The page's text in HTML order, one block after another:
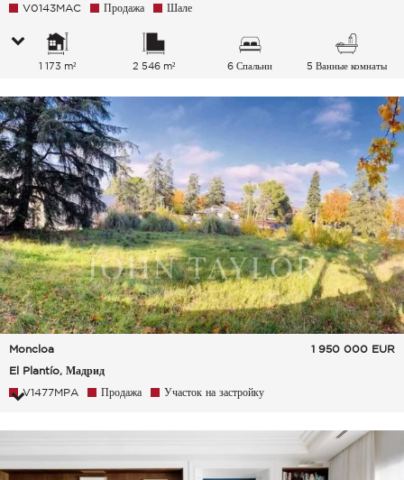
V0143MAC Продажа Шале
1 173 m² 2 546 m² 6 Спальни 5 Ванные комнаты
Moncloa
El Plantío, Мадрид
1 950 000 EUR
V1477MPA Продажа Участок на застройку